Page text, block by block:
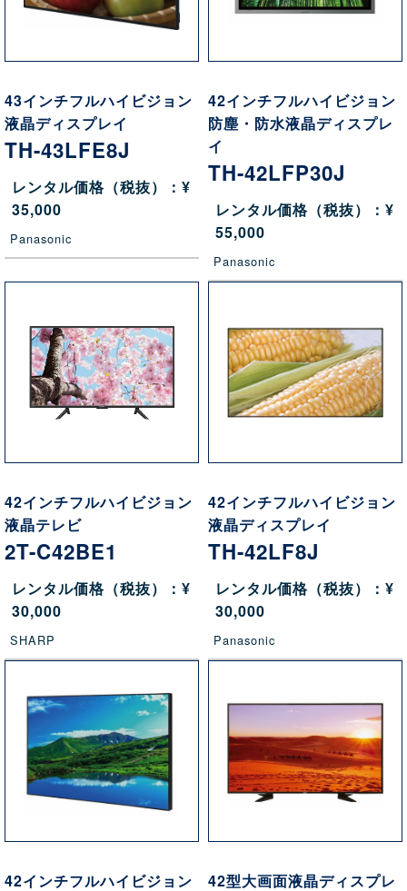
43インチフルハイビジョン
液晶ディスプレイ
TH-43LFE8J
レンタル価格（税抜）：¥
35,000
Panasonic
42インチフルハイビジョン
防塵・防水液晶ディスプレ
イ
TH-42LFP30J
レンタル価格（税抜）：¥
55,000
Panasonic
42インチフルハイビジョン
液晶テレビ
2T-C42BE1
レンタル価格（税抜）：¥
30,000
SHARP
42インチフルハイビジョン
液晶ディスプレイ
TH-42LF8J
レンタル価格（税抜）：¥
30,000
Panasonic
42インチフルハイビジョン 42型大画面液晶ディスプレ